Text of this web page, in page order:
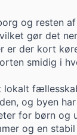
og resten
gør det
er der kort
smidig i
og byen
for børn og
og en